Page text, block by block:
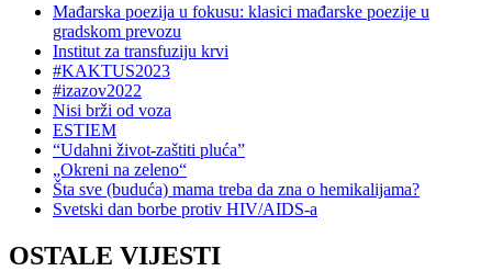
Mađarska poezija u fokusu: klasici mađarske poezije u
gradskom prevozu
Institut za transfuziju krvi
#KAKTUS2023
#izazov2022
Nisi brži od voza
ESTIEM
“Udahni život-zaštiti pluća”
„Okreni na zeleno“
Šta sve (buduća) mama treba da zna o hemikalijama?
Svetski dan borbe protiv HIV/AIDS-a
OSTALE VIJESTI